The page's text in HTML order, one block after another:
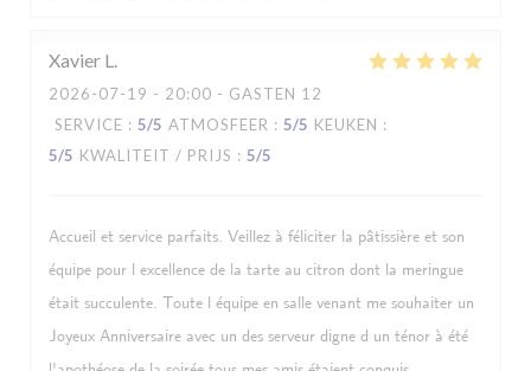
Xavier L
2026-07-19 - 20:00 - GASTEN 12
SERVICE : 5/5 ATMOSFEER : 5/5 KEUKEN :
5/5 KWALITEIT / PRIJS : 5/5
Accueil et service parfaits. Veillez à féliciter la pâtissière et son
équipe pour l excellence de la tarte au citron dont la meringue
était succulente. Toute l équipe en salle venant me souhaiter un
Joyeux Anniversaire avec un des serveur digne d un ténor à été